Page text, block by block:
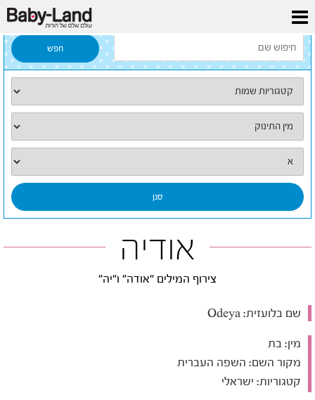
דף הבית
אודיה
צירוף המילים "אודה" ו"יה"
שם בלועזית:
מין: בת
מקור השם: השפה העברית
קטגוריות: ישראלי